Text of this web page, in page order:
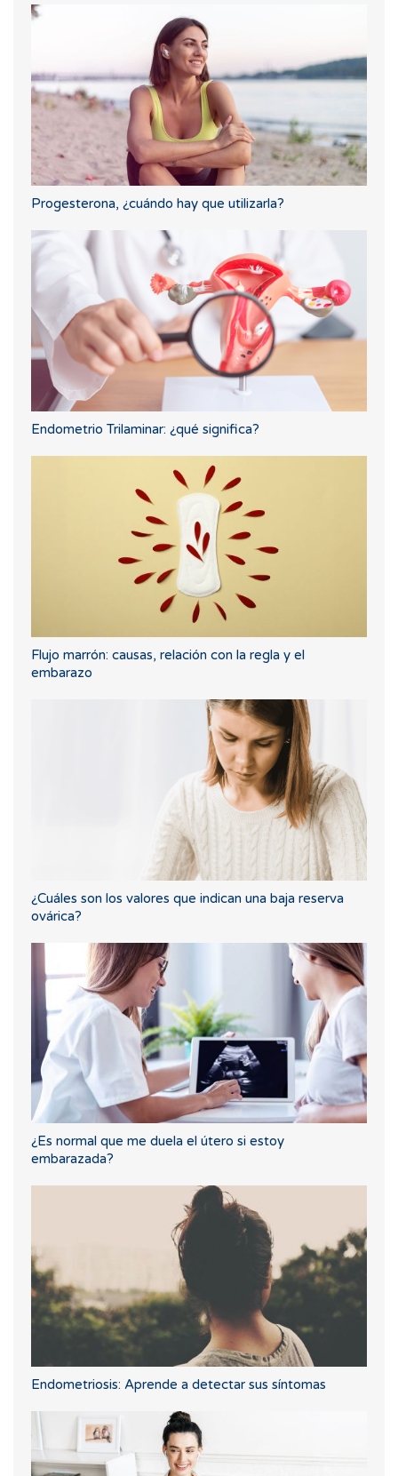
Progesterona, ¿cuándo hay que utilizarla?
Endometrio Trilaminar: ¿qué significa?
Flujo marrón: causas, relación con la regla y el
embarazo
¿Cuáles son los valores que indican una baja reserva
ovárica?
¿Es normal que me duela el útero si estoy
embarazada?
Endometriosis: Aprende a detectar sus síntomas